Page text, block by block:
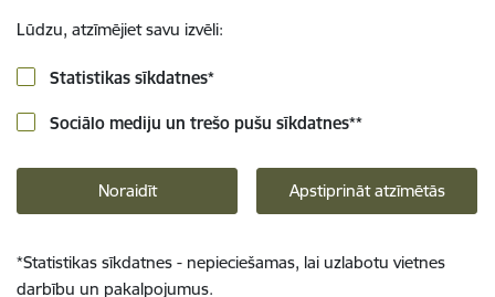
Lūdzu, atzīmējiet savu izvēli:
Statistikas sīkdatnes*
Sociālo mediju un trešo pušu sīkdatnes**
Noraidīt Apstiprināt atzīmētās
*Statistikas sīkdatnes - nepieciešamas, lai uzlabotu vietnes
darbību un pakalpojumus.